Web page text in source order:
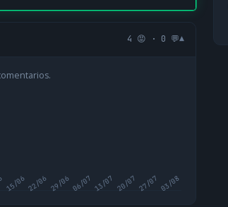
4 😡 · 0 💬▾
15/0622/06 29/0606/07 13/07 20/07 27/07 03/08